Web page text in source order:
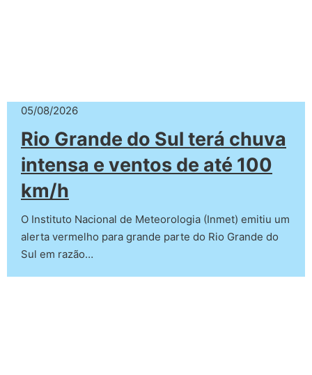
05/08/2026
Rio Grande do Sul terá chuva
intensa e ventos de até 100
km/h
O Instituto Nacional de Meteorologia (Inmet) emitiu um
alerta vermelho para grande parte do Rio Grande do
Sul em razão…